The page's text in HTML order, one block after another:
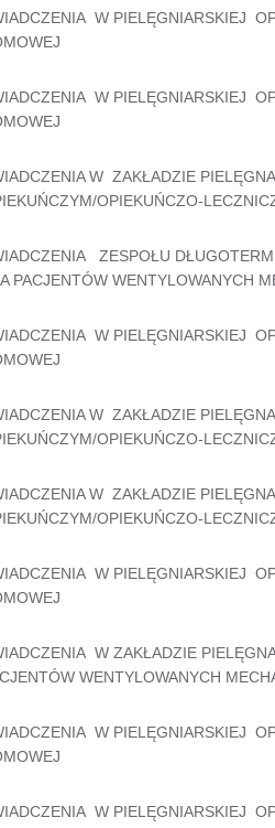
W PIELĘGNIARSKIEJ
W PIELĘGNIARSKIEJ
W ZAKŁADZIE
OPIEKUŃCZO-
ZESPOŁU
PACJENTÓW WENTYLOWANYCH
W PIELĘGNIARSKIEJ
W ZAKŁADZIE
OPIEKUŃCZO-
W ZAKŁADZIE
OPIEKUŃCZO-
W PIELĘGNIARSKIEJ
W ZAKŁADZIE
WENTYLOWANYCH
W PIELĘGNIARSKIEJ
W PIELĘGNIARSKIEJ